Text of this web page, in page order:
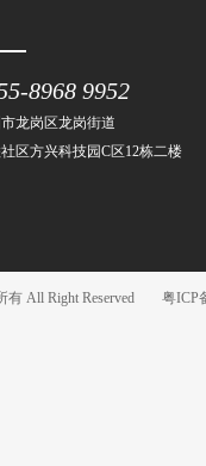
8968 9952
龙岗区龙岗街道
区方兴科技园C区12栋二楼
All Right Reserved 粤ICP